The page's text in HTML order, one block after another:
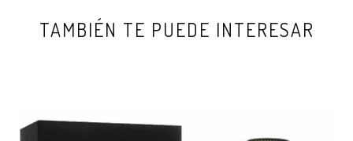
TAMBIÉN TE PUEDE INTERESAR